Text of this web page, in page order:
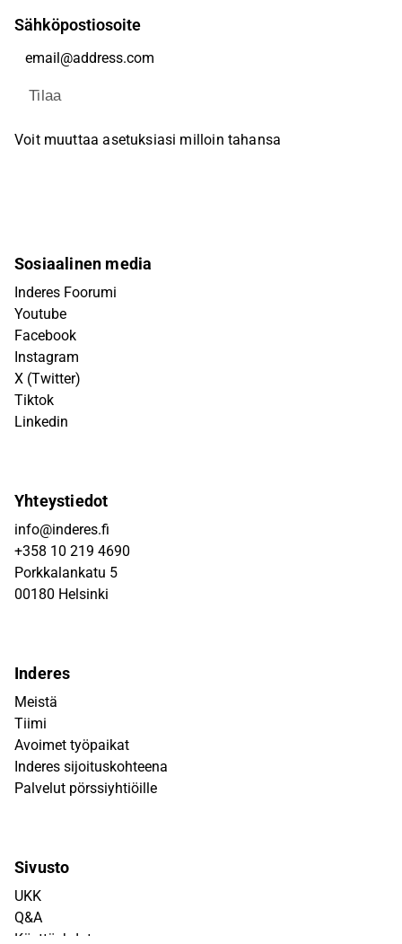
Sähköpostiosoite
Tilaa
Voit muuttaa asetuksiasi milloin tahansa
Sosiaalinen media
Inderes Foorumi
Youtube
Facebook
Instagram
X (Twitter)
Tiktok
Linkedin
Yhteystiedot
info@inderes.fi
+358 10 219 4690
Porkkalankatu 5
00180 Helsinki
Inderes
Meistä
Tiimi
Avoimet työpaikat
Inderes sijoituskohteena
Palvelut pörssiyhtiöille
Sivusto
UKK
Q&A
Käyttöehdot